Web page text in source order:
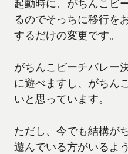
起動時に、がちんこビ
るのでそっちに移行を
するだけの変更です。
がちんこビーチバレー
に遊べますし、がちん
いと思っています。
ただし、今でも結構が
遊んでいる方がいるよ